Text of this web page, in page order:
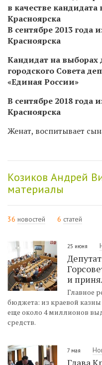
в качестве кандидата
Красноярска
В сентябре 2013 года
Красноярска
Кандидат на выборах
городского Совета
«Единая России»
В сентябре 2018 года
Красноярска
Женат, воспитывает
Козиков Андрей
материалы
36 новостей 6 статей
25 июня
и
Главное
бюджета: из краевой
еще около 4 миллионов
средств.
7 мая
Глава